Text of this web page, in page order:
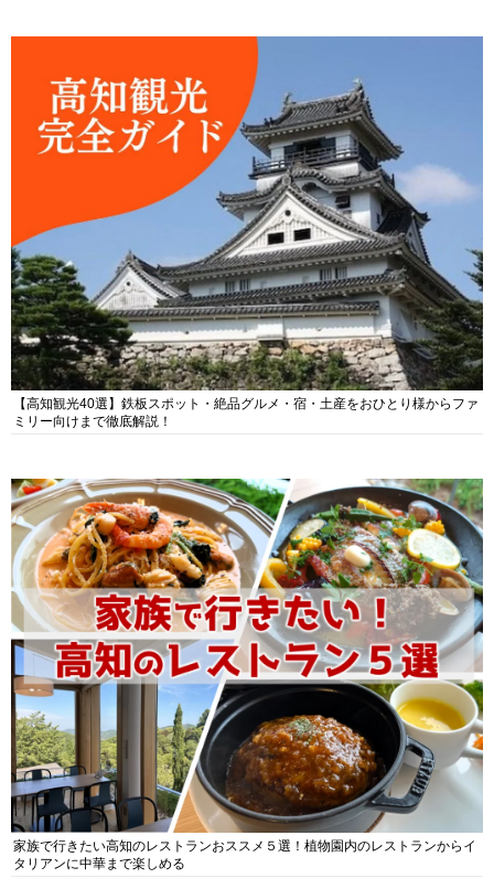
【高知観光40選】鉄板スポット・絶品グルメ・宿・土産をおひとり様からファ
ミリー向けまで徹底解説！
家族で行きたい高知のレストランおススメ５選！植物園内のレストランからイ
タリアンに中華まで楽しめる